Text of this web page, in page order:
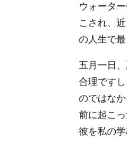
ウォータ
こされ、
の人生で
五月一日
合理です
のではな
前に起こ
彼を私の